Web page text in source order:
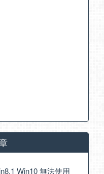
Win10 無法使用